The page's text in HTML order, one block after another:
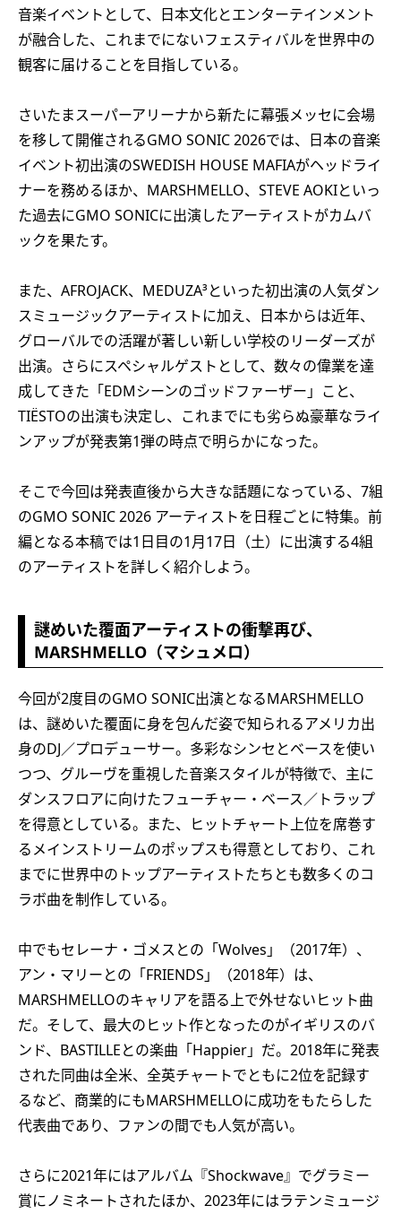
音楽イベントとして、日本文化とエンターテインメント
が融合した、これまでにないフェスティバルを世界中の
観客に届けることを目指している。
さいたまスーパーアリーナから新たに幕張メッセに会場
を移して開催されるGMO SONIC 2026では、日本の音楽
イベント初出演のSWEDISH HOUSE MAFIAがヘッドライ
ナーを務めるほか、MARSHMELLO、STEVE AOKIといっ
た過去にGMO SONICに出演したアーティストがカムバ
ックを果たす。
また、AFROJACK、MEDUZA³といった初出演の人気ダン
スミュージックアーティストに加え、日本からは近年、
グローバルでの活躍が著しい新しい学校のリーダーズが
出演。さらにスペシャルゲストとして、数々の偉業を達
成してきた「EDMシーンのゴッドファーザー」こと、
TIËSTOの出演も決定し、これまでにも劣らぬ豪華なライ
ンアップが発表第1弾の時点で明らかになった。
そこで今回は発表直後から大きな話題になっている、7組
のGMO SONIC 2026 アーティストを日程ごとに特集。前
編となる本稿では1日目の1月17日（土）に出演する4組
のアーティストを詳しく紹介しよう。
謎めいた覆面アーティストの衝撃再び、
MARSHMELLO（マシュメロ）
今回が2度目のGMO SONIC出演となるMARSHMELLO
は、謎めいた覆面に身を包んだ姿で知られるアメリカ出
身のDJ／プロデューサー。多彩なシンセとベースを使い
つつ、グルーヴを重視した音楽スタイルが特徴で、主に
ダンスフロアに向けたフューチャー・ベース／トラップ
を得意としている。また、ヒットチャート上位を席巻す
るメインストリームのポップスも得意としており、これ
までに世界中のトップアーティストたちとも数多くのコ
ラボ曲を制作している。
中でもセレーナ・ゴメスとの「Wolves」（2017年）、
アン・マリーとの「FRIENDS」（2018年）は、
MARSHMELLOのキャリアを語る上で外せないヒット曲
だ。そして、最大のヒット作となったのがイギリスのバ
ンド、BASTILLEとの楽曲「Happier」だ。2018年に発表
された同曲は全米、全英チャートでともに2位を記録す
るなど、商業的にもMARSHMELLOに成功をもたらした
代表曲であり、ファンの間でも人気が高い。
さらに2021年にはアルバム『Shockwave』でグラミー
賞にノミネートされたほか、2023年にはラテンミュージ